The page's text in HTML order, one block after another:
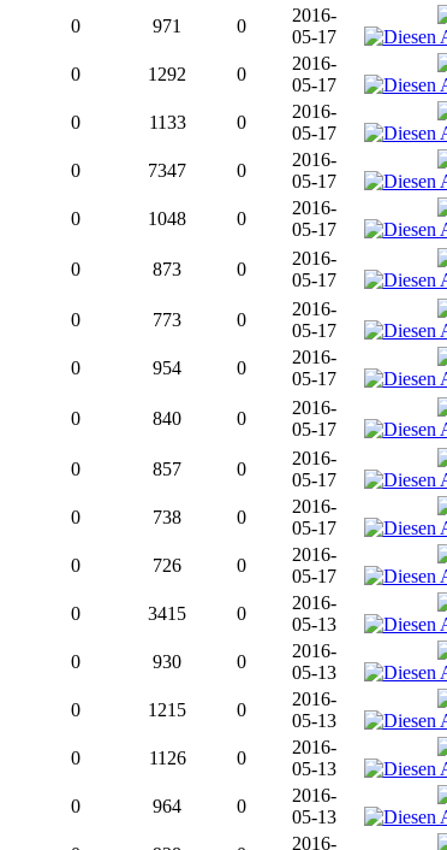
0 971 0
2016-
05-17
0 1292 0
2016-
05-17
0 1133 0
2016-
05-17
0 7347 0
2016-
05-17
0 1048 0
2016-
05-17
0 873 0
2016-
05-17
0 773 0
2016-
05-17
0 954 0
2016-
05-17
0 840 0
2016-
05-17
0 857 0
2016-
05-17
0 738 0
2016-
05-17
0 726 0
2016-
05-17
0 3415 0
2016-
05-13
0 930 0
2016-
05-13
0 1215 0
2016-
05-13
0 1126 0
2016-
05-13
0 964 0
2016-
05-13
2016-